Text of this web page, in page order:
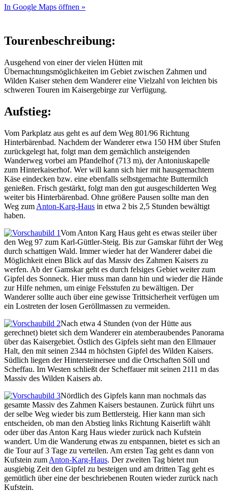
In Google Maps öffnen »
Tourenbeschreibung:
Ausgehend von einer der vielen Hütten mit
Übernachtungsmöglichkeiten im Gebiet zwischen Zahmen und
Wilden Kaiser stehen dem Wanderer eine Vielzahl von leichten bis
schweren Touren im Kaisergebirge zur Verfügung.
Aufstieg:
Vom Parkplatz aus geht es auf dem Weg 801/96 Richtung
Hinterbärenbad. Nachdem der Wanderer etwa 150 HM über Stufen
zurückgelegt hat, folgt man dem gemächlich ansteigenden
Wanderweg vorbei am Pfandelhof (713 m), der Antoniuskapelle
zum Hinterkaiserhof. Wer will kann sich hier mit hausgemachtem
Käse eindecken bzw. eine ebenfalls selbstgemachte Buttermilch
genießen. Frisch gestärkt, folgt man den gut ausgeschilderten Weg
weiter bis Hinterbärenbad. Ohne größere Pausen sollte man den
Weg zum Anton-Karg-Haus in etwa 2 bis 2,5 Stunden bewältigt
haben.
Vom Anton Karg Haus geht es etwas steiler über
den Weg 97 zum Karl-Güttler-Steig. Bis zur Gamskar führt der Weg
durch schattigen Wald. Immer wieder hat der Wanderer dabei die
Möglichkeit einen Blick auf das Massiv des Zahmen Kaisers zu
werfen. Ab der Gamskar geht es durch felsiges Gebiet weiter zum
Gipfel des Sonneck. Hier muss man dann hin und wieder die Hände
zur Hilfe nehmen, um einige Felsstufen zu bewältigen. Der
Wanderer sollte auch über eine gewisse Trittsicherheit verfügen um
ein Lostreten der losen Geröllmassen zu vermeiden.
Nach etwa 4 Stunden (von der Hütte aus
gerechnet) bietet sich dem Wanderer ein atemberaubendes Panorama
über das Kaisergebiet. Östlich des Gipfels sieht man den Ellmauer
Halt, den mit seinen 2344 m höchsten Gipfel des Wilden Kaisers.
Südlich liegen der Hintersteinersee und die Ortschaften Söll und
Scheffau. Im Westen schließt der Scheffauer mit seinen 2111 m das
Massiv des Wilden Kaisers ab.
Nördlich des Gipfels kann man nochmals das
gesamte Massiv des Zahmen Kaisers bestaunen. Zurück führt uns
der selbe Weg wieder bis zum Bettlersteig. Hier kann man sich
entscheiden, ob man den Abstieg links Richtung Kaiserlift wählt
oder über das Anton Karg Haus wieder zurück nach Kufstein
wandert. Um die Wanderung etwas zu entspannen, bietet es sich an
die Tour auf 3 Tage zu verteilen. Am ersten Tag geht es dann von
Kufstein zum Anton-Karg-Haus. Der zweiten Tag bietet nun
ausgiebig Zeit den Gipfel zu besteigen und am dritten Tag geht es
gemütlich über eine der beschriebenen Routen wieder zurück nach
Kufstein.